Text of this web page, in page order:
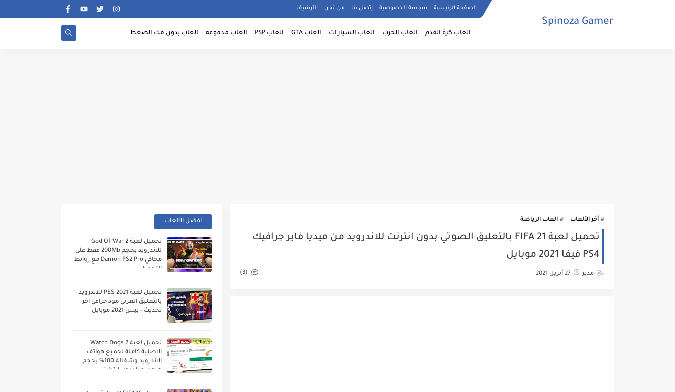
الصفحة الرئيسية سياسة الخصوصية إتصل بنا من نحن الأرشيف
Spinoza Gamer
العاب كرة القدم العاب الحرب العاب السيارات العاب GTA العاب PSP العاب مدفوعة العاب بدون فك الضغظ
أخر الألعاب العاب الرياضة
تحميل لعبة FIFA 21 بالتعليق الصوتي بدون انترنت للاندرويد من ميديا فاير جرافيك
PS4 فيفا 2021 موبايل
مدير 27 أبريل 2021 (3)
أفضل الألعاب
تحميل لعبة God Of War 2
للاندرويد بحجم 200Mb فقط على
محاكي Damon PS2 Pro مع روابط
التحميل
تحميل لعبة PES 2021 للاندرويد
بالتعليق العربي مود خرافي اخر
تحديث - بيس 2021 موبايل
تحميل لعبة Watch Dogs 2
الاصلية كاملة لجميع هواتف
الاندرويد وشغالة 100% بحجم
صغير جدا بدون انترنت